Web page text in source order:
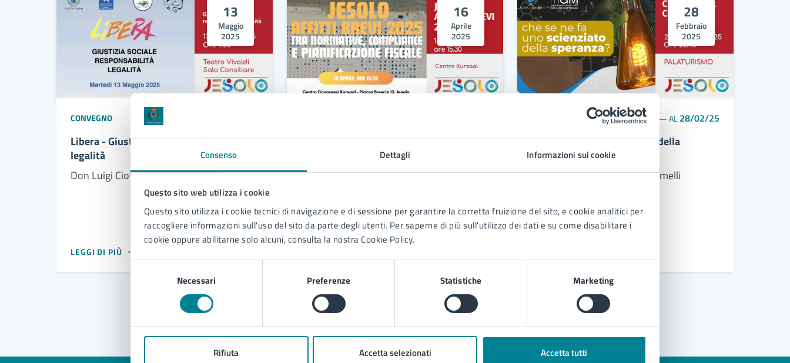
Consenso Dettagli Informazioni sui cookie
Questo sito web utilizza i cookie
Questo sito utilizza i cookie tecnici di navigazione e di sessione per garantire la corretta fruizione del sito, e cookie analitici per
raccogliere informazioni sull'uso del sito da parte degli utenti. Per saperne di più sull'utilizzo dei dati e su come disabilitare i
cookie oppure abilitarne solo alcuni, consulta la nostra Cookie Policy.
Necessari Preferenze Statistiche Marketing
Rifiuta Accetta selezionati Accetta tutti
13
Maggio
2025
CONVEGNO DAL13/05/25
Libera - Giustizia sociale responsabilità
legalità
Don Luigi Ciotti
LEGGI DI PIÙ
16
Aprile
2025
Affitti brevi: tra normative, compliance e
pianificazione fiscale
Il settore delle Locazioni Turistiche è in
normative, adempimenti e opportunità
che influenzano chi opera nel mercato.
28
Febbraio
2025
DAL28/02/25 —AL28/02/25
Che se ne fa uno scienziato della
speranza?
Conversazione con il prof. Comelli
« »